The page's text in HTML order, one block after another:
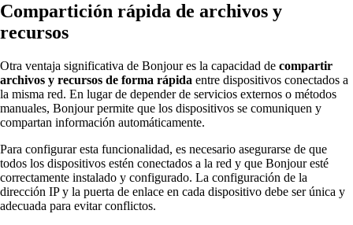
Compartición rápida de archivos y
recursos
Otra ventaja significativa de Bonjour es la capacidad de compartir
archivos y recursos de forma rápida entre dispositivos conectados a
la misma red. En lugar de depender de servicios externos o métodos
manuales, Bonjour permite que los dispositivos se comuniquen y
compartan información automáticamente.
Para configurar esta funcionalidad, es necesario asegurarse de que
todos los dispositivos estén conectados a la red y que Bonjour esté
correctamente instalado y configurado. La configuración de la
dirección IP y la puerta de enlace en cada dispositivo debe ser única y
adecuada para evitar conflictos.